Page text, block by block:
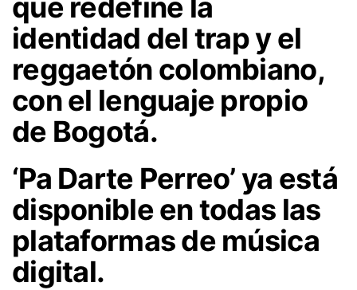
identidad del trap y el
reggaetón colombiano,
con el lenguaje propio
de Bogotá.
‘Pa Darte Perreo’ya está
disponible en todas las
plataformas de música
digital.